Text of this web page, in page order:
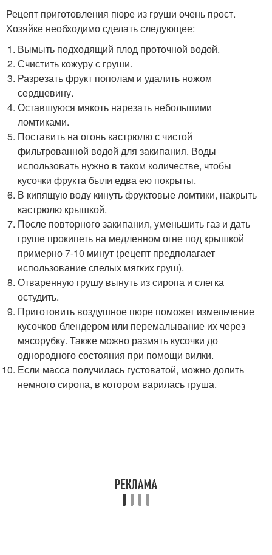
Рецепт приготовления пюре из груши очень прост.
Хозяйке необходимо сделать следующее:
Вымыть подходящий плод проточной водой.
Счистить кожуру с груши.
Разрезать фрукт пополам и удалить ножом
сердцевину.
Оставшуюся мякоть нарезать небольшими
ломтиками.
Поставить на огонь кастрюлю с чистой
фильтрованной водой для закипания. Воды
использовать нужно в таком количестве, чтобы
кусочки фрукта были едва ею покрыты.
В кипящую воду кинуть фруктовые ломтики, накрыть
кастрюлю крышкой.
После повторного закипания, уменьшить газ и дать
груше прокипеть на медленном огне под крышкой
примерно 7-10 минут (рецепт предполагает
использование спелых мягких груш).
Отваренную грушу вынуть из сиропа и слегка
остудить.
Приготовить воздушное пюре поможет измельчение
кусочков блендером или перемалывание их через
мясорубку. Также можно размять кусочки до
однородного состояния при помощи вилки.
Если масса получилась густоватой, можно долить
немного сиропа, в котором варилась груша.